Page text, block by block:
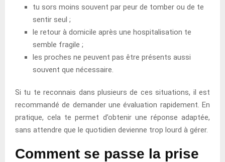
tu sors moins souvent par peur de tomber ou de te
sentir seul ;
le retour à domicile après une hospitalisation te
semble fragile ;
les proches ne peuvent pas être présents aussi
souvent que nécessaire.
Si tu te reconnais dans plusieurs de ces situations, il est
recommandé de demander une évaluation rapidement. En
pratique, cela te permet d’obtenir une réponse adaptée,
sans attendre que le quotidien devienne trop lourd à gérer.
Comment se passe la prise